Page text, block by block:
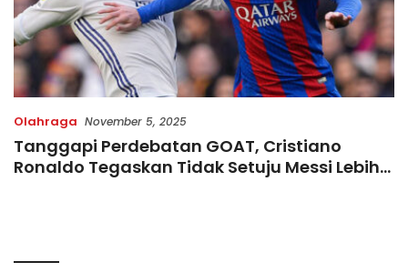
Olahraga November 5, 2025
Tanggapi Perdebatan GOAT, Cristiano
Ronaldo Tegaskan Tidak Setuju Messi Lebih